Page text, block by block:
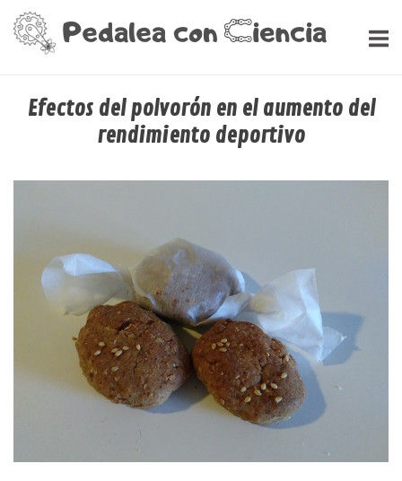
contenido
Inicio
Efectos del polvorón en el aumento del
rendimiento deportivo